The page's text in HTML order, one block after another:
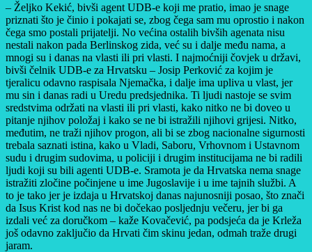
– Željko Kekić, bivši agent UDB-e koji me pratio, imao je snage
priznati što je činio i pokajati se, zbog čega sam mu oprostio i nakon
čega smo postali prijatelji. No većina ostalih bivših agenata nisu
nestali nakon pada Berlinskog zida, već su i dalje među nama, a
mnogi su i danas na vlasti ili pri vlasti. I najmoćniji čovjek u državi,
bivši čelnik UDB-e za Hrvatsku – Josip Perković za kojim je
tjeralicu odavno raspisala Njemačka, i dalje ima upliva u vlast, jer
mu sin i danas radi u Uredu predsjednika. Ti ljudi nastoje se svim
sredstvima održati na vlasti ili pri vlasti, kako nitko ne bi doveo u
pitanje njihov položaj i kako se ne bi istražili njihovi grijesi. Nitko,
međutim, ne traži njihov progon, ali bi se zbog nacionalne sigurnosti
trebala saznati istina, kako u Vladi, Saboru, Vrhovnom i Ustavnom
sudu i drugim sudovima, u policiji i drugim institucijama ne bi radili
ljudi koji su bili agenti UDB-e. Sramota je da Hrvatska nema snage
istražiti zločine počinjene u ime Jugoslavije i u ime tajnih službi. A
to je tako jer je izdaja u Hrvatskoj danas najunosniji posao, što znači
da Isus Krist kod nas ne bi dočekao posljednju večeru, jer bi ga
izdali već za doručkom – kaže Kovačević, pa podsjeća da je Krleža
još odavno zaključio da Hrvati čim skinu jedan, odmah traže drugi
jaram.